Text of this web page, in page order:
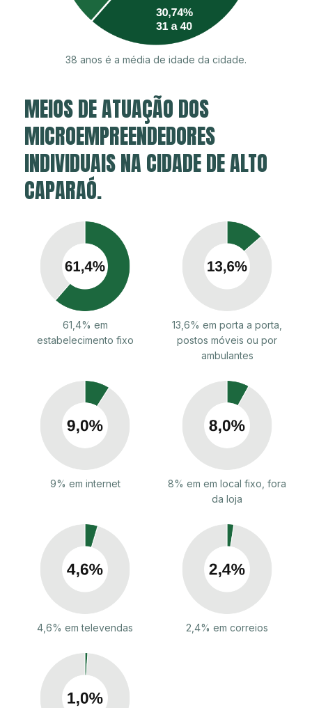
38 anos é a média de idade da cidade.
MEIOS DE ATUAÇÃO DOS
MICROEMPREENDEDORES
INDIVIDUAIS NA CIDADE DE ALTO
CAPARAÓ.
61,4% em
estabelecimento fixo
13,6% em porta a porta,
postos móveis ou por
ambulantes
9% em internet
8% em em local fixo, fora
da loja
4,6% em televendas 2,4% em correios